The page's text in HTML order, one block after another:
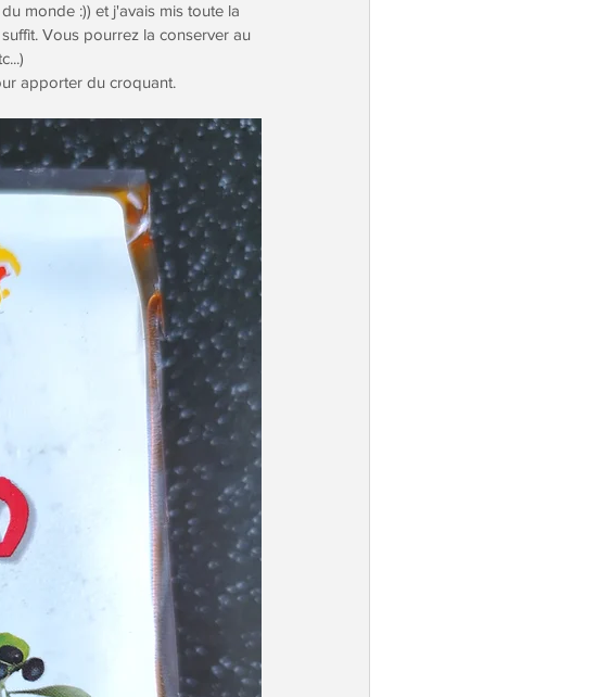
monde :)) et j'avais mis toute la
Vous pourrez la conserver au
apporter du croquant.